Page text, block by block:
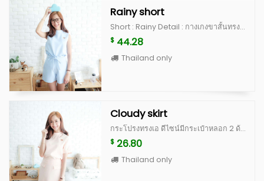
Rainy short
Short : Rainy Detail : กางเกงขาสั้นทรงสวย เป็นเอวสูง ดีไซน์จับจีบตรงขอบ เป็นงานละเอียด มีขอบกางเกงให้สามารถรอยผ้าผูกเป็นโบว์ด้านหน้าได้ ซิปหลังซ่อน มีกระเป๋าจริงด้านข้าง 2 ด้าน ทำจากผ้านำเข้าเนื้อดี มีซับในและอัดกาวเต็มตัว คัดติ้งเนี้ยบ ใส่แล้วผอม เป็นตัวโปรดของแม่ค้าเลยค่ะ  Color : white, peach, blue, beige scott (limited) **สำหรับสี beige scott จะเป็นผ้าญี่ปุ่นสั่งนำเข้าพิเศษ ลอตแรกมีจำนวนไม่เยอะค่ะ ^^ Size S : เอว 25” สะโพก 35” ยาว 15” Size M : เอว 26” สะโพก 36” ยาว 15”
$ 44.28
Thailand only
Cloudy skirt
กระโปรงทรงเอ ดีไซน์มีกระเป๋าหลอก 2 ด้าน ตกแต่งรอยหยักที่ชายกระโปรง ทำให้ดูน่ารัก กุ๊กกิ๊ก ไม่เรียบจนเกินไป สามารถใส่ไปทำงาน หรือใส่ไปเที่ยวได้ค่ะ ตัวกระโปรงเก็บทรงสวย มีซิปซ่อนด้านหลัง ทำจากผ้านำเข้าเนื้อดี มีซับในและอัดกาวเต็มตัว คัดติ้งเนี้ยบ การันตีว่าได้ไปไม่ผิดหวังจริงๆค่ะ Color : white, peach, blue, beige scott (limited) **สำหรับสี beige scott จะเป็นผ้าญี่ปุ่นสั่งนำเข้าพิเศษ ลอตแรกมีจำนวนไม่เยอะค่ะ ^^ Size S : เอว 25” สะโพก 36” ยาว 15” Size M : เอว 26” สะโพก 37” ยาว 15”
$ 26.80
Thailand only